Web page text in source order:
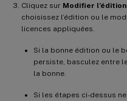
Cliquez sur Modifier
choisissez l’édition ou le
licences appliquées.
Si la bonne édition ou le
persiste, basculez entre
la bonne.
Si les étapes ci-dessus